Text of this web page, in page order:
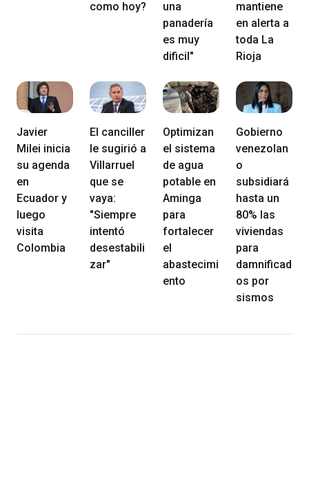
como hoy?
una
panadería
es muy
dificil"
mantiene
en alerta a
toda La
Rioja
Javier
Milei inicia
su agenda
en
Ecuador y
luego
visita
Colombia
El canciller
le sugirió a
Villarruel
que se
vaya:
"Siempre
intentó
desestabili
zar"
Optimizan
el sistema
de agua
potable en
Aminga
para
fortalecer
el
abastecimi
ento
Gobierno
venezolan
o
subsidiará
hasta un
80% las
viviendas
para
damnificad
os por
sismos